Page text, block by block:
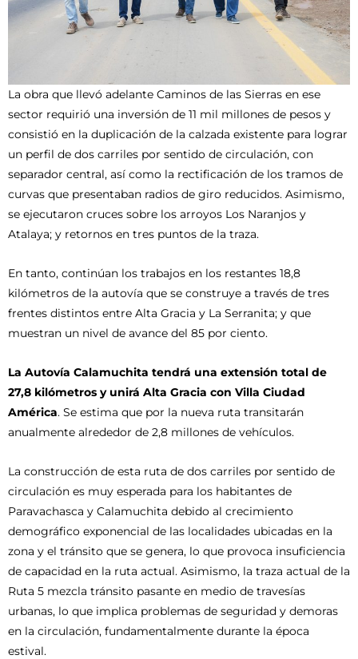
La obra que llevó adelante Caminos de las Sierras en ese
sector requirió una inversión de 11 mil millones de pesos y
consistió en la duplicación de la calzada existente para lograr
un perfil de dos carriles por sentido de circulación, con
separador central, así como la rectificación de los tramos de
curvas que presentaban radios de giro reducidos. Asimismo,
se ejecutaron cruces sobre los arroyos Los Naranjos y
Atalaya; y retornos en tres puntos de la traza.
En tanto, continúan los trabajos en los restantes 18,8
kilómetros de la autovía que se construye a través de tres
frentes distintos entre Alta Gracia y La Serranita; y que
muestran un nivel de avance del 85 por ciento.
La Autovía Calamuchita tendrá una extensión total de
27,8 kilómetros y unirá Alta Gracia con Villa Ciudad
América. Se estima que por la nueva ruta transitarán
anualmente alrededor de 2,8 millones de vehículos.
La construcción de esta ruta de dos carriles por sentido de
circulación es muy esperada para los habitantes de
Paravachasca y Calamuchita debido al crecimiento
demográfico exponencial de las localidades ubicadas en la
zona y el tránsito que se genera, lo que provoca insuficiencia
de capacidad en la ruta actual. Asimismo, la traza actual de la
Ruta 5 mezcla tránsito pasante en medio de travesías
urbanas, lo que implica problemas de seguridad y demoras
en la circulación, fundamentalmente durante la época
estival.